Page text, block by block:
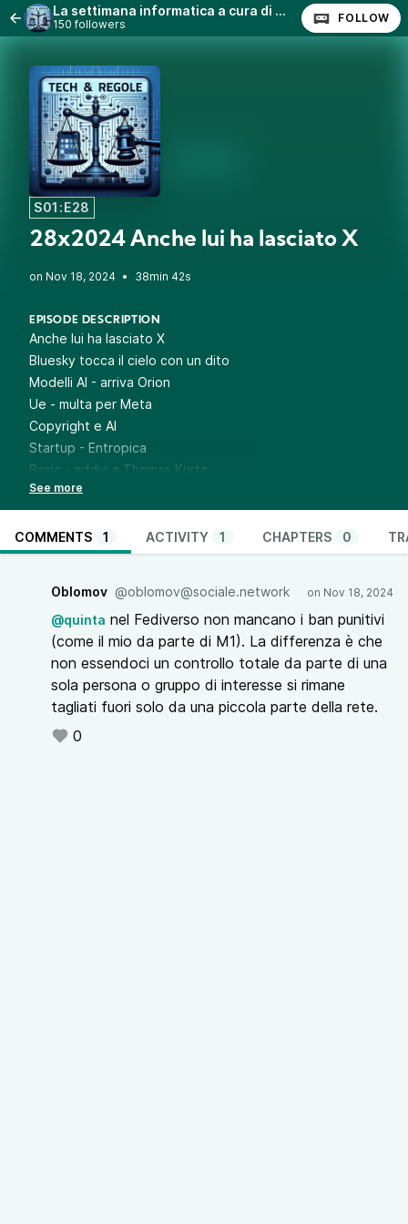
La settimana informatica a cura di @quinta (Stefano Quintarelli) con Lanfranco Palazzolo (Radio Radicale)
150 followers FOLLOW
S01:E28
28x2024 Anche lui ha lasciato X
• 38min 42s
EPISODE DESCRIPTION
Anche lui ha lasciato X
Bluesky tocca il cielo con un dito
Modelli AI - arriva Orion
Ue - multa per Meta
Copyright e AI
Startup - Entropica
Basic - addio a Thomas Kurtz
La mail protetta di Google
Mountain View e la pubblicità politica
Il chatbot di Gemini che sbrocca
COMMENTS 1 ACTIVITY 1 CHAPTERS 0
Oblomov @oblomov@sociale.network
@quinta nel Fediverso non mancano i ban punitivi
(come il mio da parte di M1). La differenza è che
non essendoci un controllo totale da parte di una
sola persona o gruppo di interesse si rimane
tagliati fuori solo da una piccola parte della rete.
0